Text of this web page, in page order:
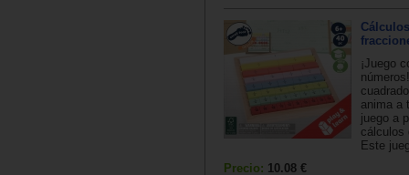
¡Juego
anima a
juego a
cálculos
Este
Precio: 10.08 €